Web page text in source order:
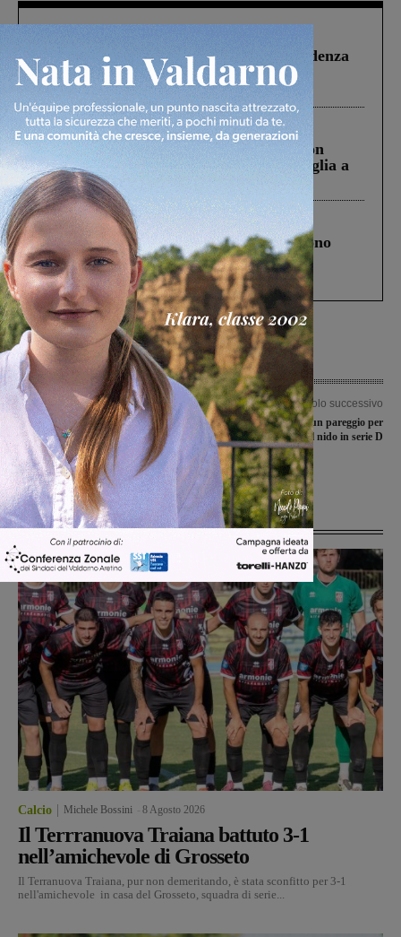
Piscina di Figline finanziata oltre la scadenza
Pnrr, il gruppo di Fratelli d’Italia: “Un
ringraziamento al Governo”
Cronaca 3 Agosto 2026
Scomparso da una struttura di Castiglion
Fiorentino l’uomo che aveva ucciso la figlia a
Levane nel 2020
Cronaca 4 Agosto 2026
Un anno fa la strage in A1 in cui morirono
Gianni, Giulia e Franco. Lo schianto, il
processo, lo stop ai sorpassi fra tir....
Articolo precedente
Province verso il dissesto finanziario,
a rischio servizi per i cittadini. A
partire dalla manutenzione delle
strade
Articolo successivo
All’Aquila basta un pareggio per
spiccare il volo e fare il nido in serie D
Ultime Notizie
Calcio Michele Bossini 8 Agosto 2026
Il Terrranuova Traiana battuto 3-1
nell’amichevole di Grosseto
Il Terranuova Traiana, pur non demeritando, è stata sconfitto per 3-1
nell'amichevole in casa del Grosseto, squadra di serie...